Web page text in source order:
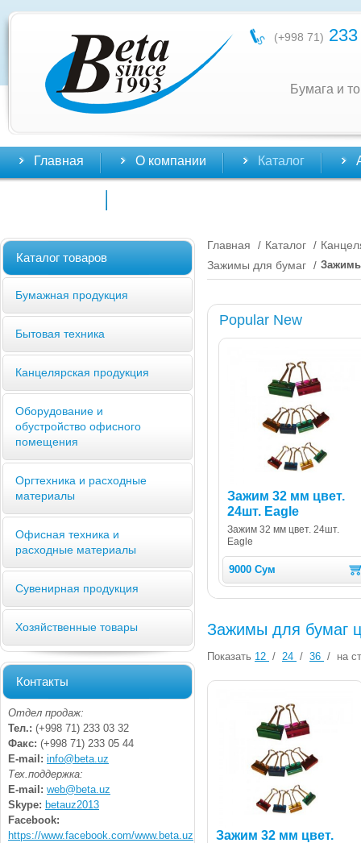
(+998 71)
Бумага и
Главная О компании Каталог
Каталог товаров
Бумажная продукция
Бытовая техника
Канцелярская продукция
Оборудование и
обустройство офисного
помещения
Оргтехника и расходные
материалы
Офисная техника и
расходные материалы
Сувенирная продукция
Хозяйственные товары
Контакты
Отдел продаж:
Тел.: (+998 71) 233 03 32
Факс: (+998 71) 233 05 44
E-mail: info@beta.uz
Тех.поддержка:
E-mail: web@beta.uz
Skype: betauz2013
Facebook:
https://www.facebook.com/www.beta.uz
Главная / Каталог /
Зажимы для бумаг /
Popular New
Зажим 32 мм цвет.
24шт. Eagle
Зажим 32 мм цвет. 24шт.
Eagle
9000 Сум
Зажимы для бумаг
Показать 12 / 24 / 36 / на
Зажим 32 мм цвет.